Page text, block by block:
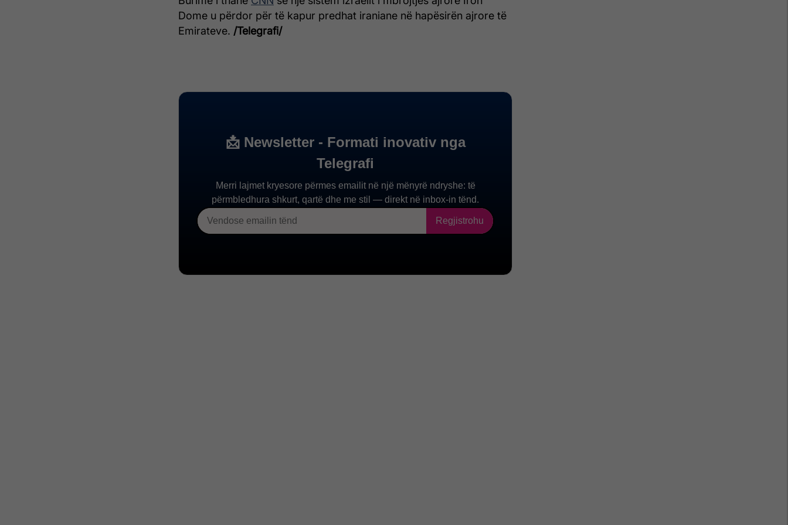
Dome u përdor për të kapur predhat iraniane në hapësirën ajrore të
Emirateve. /Telegrafi/